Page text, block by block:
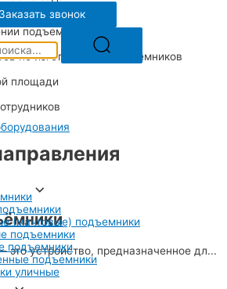
Заказать звонок
(мачтовые) подъемники
подъемники
подъемники
подъемники
уличные
подъемников
по изготовлению подъемников
площади
это устройство, предназначенное дл...